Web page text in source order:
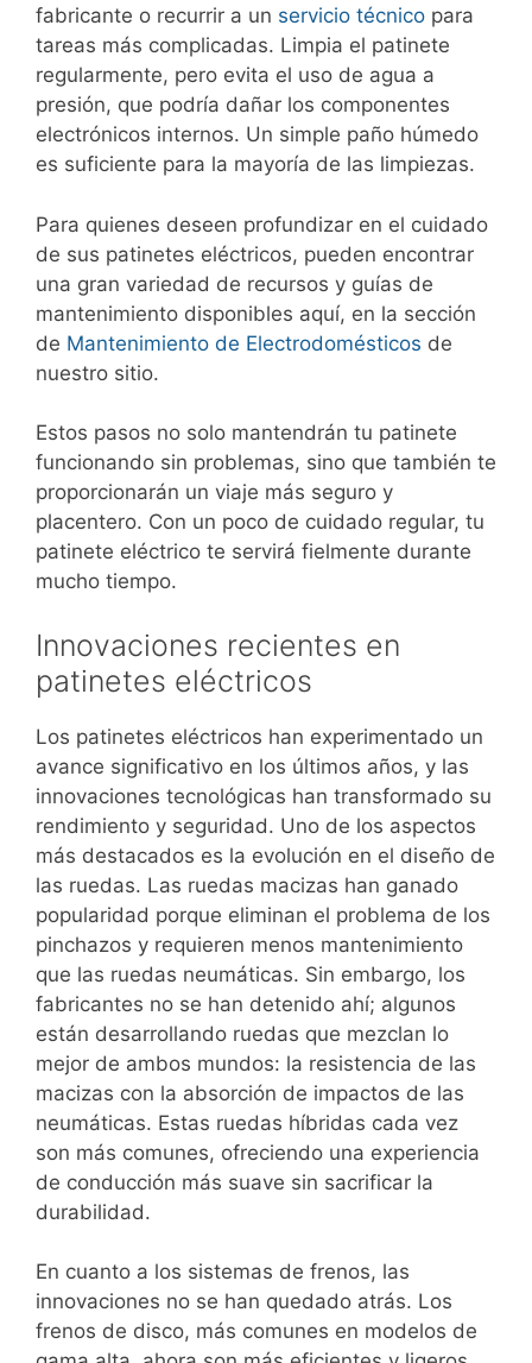
fabricante o recurrir a un servicio técnico para
tareas más complicadas. Limpia el patinete
regularmente, pero evita el uso de agua a
presión, que podría dañar los componentes
electrónicos internos. Un simple paño húmedo
es suficiente para la mayoría de las limpiezas.
Para quienes deseen profundizar en el cuidado
de sus patinetes eléctricos, pueden encontrar
una gran variedad de recursos y guías de
mantenimiento disponibles aquí, en la sección
de Mantenimiento de Electrodomésticos de
nuestro sitio.
Estos pasos no solo mantendrán tu patinete
funcionando sin problemas, sino que también te
proporcionarán un viaje más seguro y
placentero. Con un poco de cuidado regular, tu
patinete eléctrico te servirá fielmente durante
mucho tiempo.
Innovaciones recientes en
patinetes eléctricos
Los patinetes eléctricos han experimentado un
avance significativo en los últimos años, y las
innovaciones tecnológicas han transformado su
rendimiento y seguridad. Uno de los aspectos
más destacados es la evolución en el diseño de
las ruedas. Las ruedas macizas han ganado
popularidad porque eliminan el problema de los
pinchazos y requieren menos mantenimiento
que las ruedas neumáticas. Sin embargo, los
fabricantes no se han detenido ahí; algunos
están desarrollando ruedas que mezclan lo
mejor de ambos mundos: la resistencia de las
macizas con la absorción de impactos de las
neumáticas. Estas ruedas híbridas cada vez
son más comunes, ofreciendo una experiencia
de conducción más suave sin sacrificar la
durabilidad.
En cuanto a los sistemas de frenos, las
innovaciones no se han quedado atrás. Los
frenos de disco, más comunes en modelos de